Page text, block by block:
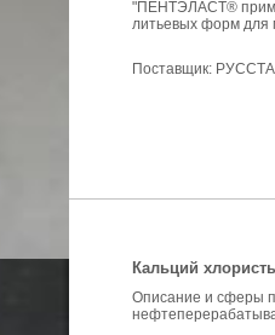
"ПЕНТЭЛАСТ®
литьевых форм для
Поставщик:
Кальций
Описание и сферы